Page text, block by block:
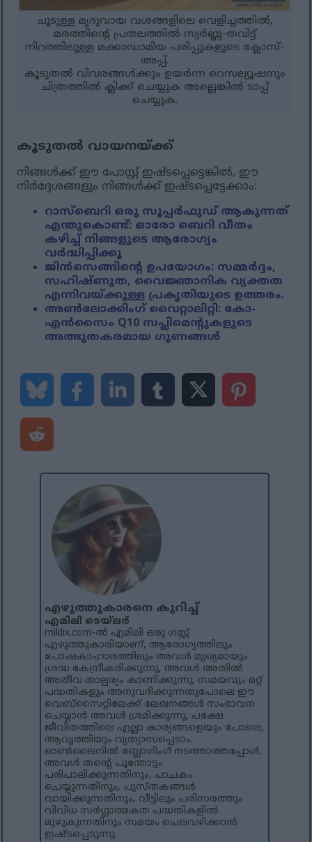
ചൂടുള്ള മൃദുവായ വശങ്ങളിലെ വെളിച്ചത്തിൽ,
മരത്തിന്റെ പ്രതലത്തിൽ സ്വർണ്ണ-തവിട്ട്
നിറത്തിലുള്ള മക്കാഡാമിയ പരിപ്പുകളുടെ ക്ലോസ്-
അപ്പ്.
കൂടുതൽ വിവരങ്ങൾക്കും ഉയർന്ന റെസല്യൂഷനും
ചിത്രത്തിൽ ക്ലിക്ക് ചെയ്യുക അല്ലെങ്കിൽ ടാപ്പ്
ചെയ്യുക.
കൂടുതൽ വായനയ്ക്ക്
നിങ്ങൾക്ക് ഈ പോസ്റ്റ് ഇഷ്ടപ്പെട്ടെങ്കിൽ, ഈ
നിർദ്ദേശങ്ങളും നിങ്ങൾക്ക് ഇഷ്ടപ്പെട്ടേക്കാം:
റാസ്ബെറി ഒരു സൂപ്പർഫുഡ് ആകുന്നത്
എന്തുകൊണ്ട്: ഓരോ ബെറി വീതം
കഴിച്ച് നിങ്ങളുടെ ആരോഗ്യം
വർദ്ധിപ്പിക്കൂ
ജിൻസെങ്ങിന്റെ ഉപയോഗം: സമ്മർദ്ദം,
സഹിഷ്ണുത, വൈജ്ഞാനിക വ്യക്തത
എന്നിവയ്ക്കുള്ള പ്രകൃതിയുടെ ഉത്തരം.
അൺലോക്കിംഗ് വൈറ്റാലിറ്റി: കോ-
എൻസൈം Q10 സപ്ലിമെന്റുകളുടെ
അത്ഭുതകരമായ ഗുണങ്ങൾ
എഴുത്തുകാരനെ കുറിച്ച്
എമിലി ടെയ്‌ലർ
miklix.com-ൽ എമിലി ഒരു ഗസ്റ്റ്
എഴുത്തുകാരിയാണ്, ആരോഗ്യത്തിലും
പോഷകാഹാരത്തിലും അവൾ മുഖ്യമായും
ശ്രദ്ധ കേന്ദ്രീകരിക്കുന്നു, അവൾ അതിൽ
അതീവ താല്പര്യം കാണിക്കുന്നു. സമയവും മറ്റ്
പദ്ധതികളും അനുവദിക്കുന്നതുപോലെ ഈ
വെബ്‌സൈറ്റിലേക്ക് ലേഖനങ്ങൾ സംഭാവന
ചെയ്യാൻ അവൾ ശ്രമിക്കുന്നു, പക്ഷേ
ജീവിതത്തിലെ എല്ലാ കാര്യങ്ങളെയും പോലെ,
ആവൃത്തിയും വ്യത്യാസപ്പെടാം.
ഓൺലൈനിൽ ബ്ലോഗിംഗ് നടത്താത്തപ്പോൾ,
അവൾ തന്റെ പൂന്തോട്ടം
പരിപാലിക്കുന്നതിനും, പാചകം
ചെയ്യുന്നതിനും, പുസ്തകങ്ങൾ
വായിക്കുന്നതിനും, വീട്ടിലും പരിസരത്തും
വിവിധ സർഗ്ഗാത്മകത പദ്ധതികളിൽ
മുഴുകുന്നതിനും സമയം ചെലവഴിക്കാൻ
ഇഷ്ടപ്പെടുന്നു.